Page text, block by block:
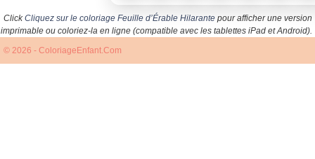
ClickCliquez sur le coloriage Feuille d’Érable Hilarantepour afficher une version
imprimable ou coloriez-la en ligne (compatible avec les tablettes iPad et Android).
© 2026 - ColoriageEnfant.Com